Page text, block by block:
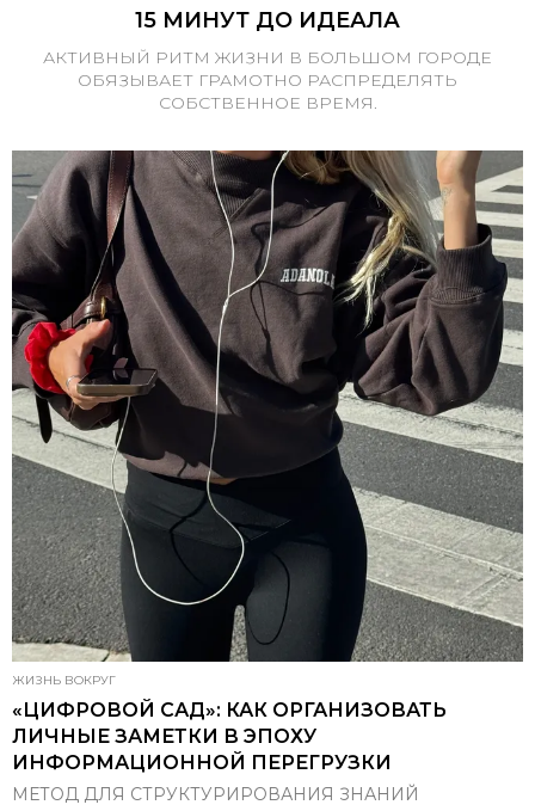
15 МИНУТ ДО ИДЕАЛА
АКТИВНЫЙ РИТМ ЖИЗНИ В БОЛЬШОМ ГОРОДЕ
ОБЯЗЫВАЕТ ГРАМОТНО РАСПРЕДЕЛЯТЬ
СОБСТВЕННОЕ ВРЕМЯ.
ЖИЗНЬ ВОКРУГ
«ЦИФРОВОЙ САД»: КАК ОРГАНИЗОВАТЬ
ЛИЧНЫЕ ЗАМЕТКИ В ЭПОХУ
ИНФОРМАЦИОННОЙ ПЕРЕГРУЗКИ
МЕТОД ДЛЯ СТРУКТУРИРОВАНИЯ ЗНАНИЙ